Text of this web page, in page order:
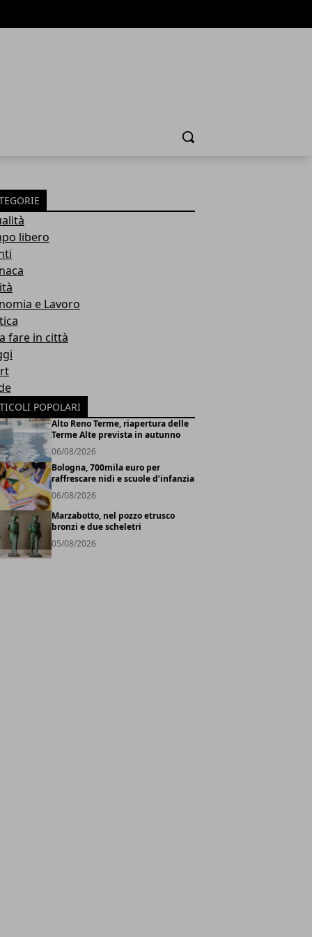
Cerca
libero
e Lavoro
fare in città
POPOLARI
Alto Reno Terme, riapertura delle
Terme Alte prevista in autunno
06/08/2026
Bologna, 700mila euro per
raffrescare nidi e scuole d’infanzia
06/08/2026
Marzabotto, nel pozzo etrusco
bronzi e due scheletri
05/08/2026